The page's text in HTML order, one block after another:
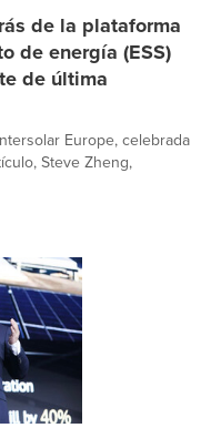
de la plataforma
de energía (ESS)
de última
Europe, celebrada
Steve Zheng,